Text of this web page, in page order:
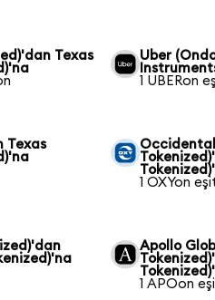
Texas
Uber
1 UBERon
Texas
1 OXYon
Apollo
1 APOon